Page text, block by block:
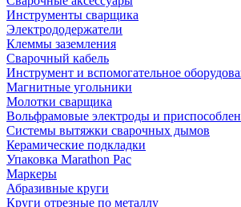
Инструменты сварщика
Электрододержатели
Клеммы заземления
Сварочный кабель
Инструмент и вспомогательное
Магнитные угольники
Молотки сварщика
Вольфрамовые электроды и
Системы вытяжки сварочных дымов
Керамические подкладки
Упаковка Marathon Pac
Маркеры
Абразивные круги
Круги отрезные по металлу